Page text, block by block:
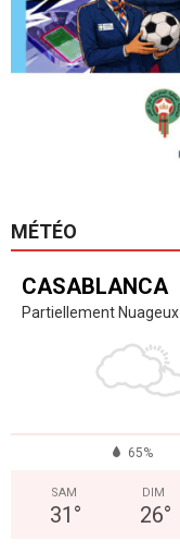
MÉTÉO
CASABLANCA
Partiellement Nuageux
65%
SAM
31 °
DIM
26°